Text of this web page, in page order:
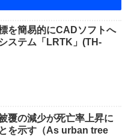
を簡易的にCADソフトへ
ステム「LRTK」(TH-
覆の減少が死亡率上昇に
を示す（As urban tree